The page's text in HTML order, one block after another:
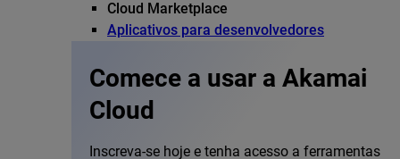
Cloud Marketplace
Aplicativos para desenvolvedores
Comece a usar a Akamai
Cloud
Inscreva-se hoje e tenha acesso a ferramentas